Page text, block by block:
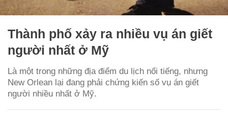
Thành phố xảy ra nhiều vụ án giết
người nhất ở Mỹ
Là một trong những địa điểm du lịch nổi tiếng, nhưng
New Orlean lại đang phải chứng kiến số vụ án giết
người nhiều nhất ở Mỹ.